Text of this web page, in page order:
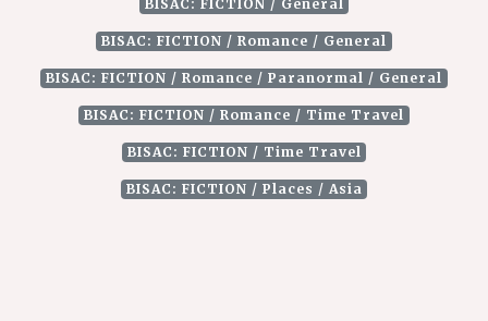
BISAC: FICTION / General
BISAC: FICTION / Romance / General
BISAC: FICTION / Romance / Paranormal / General
BISAC: FICTION / Romance / Time Travel
BISAC: FICTION / Time Travel
BISAC: FICTION / Places / Asia